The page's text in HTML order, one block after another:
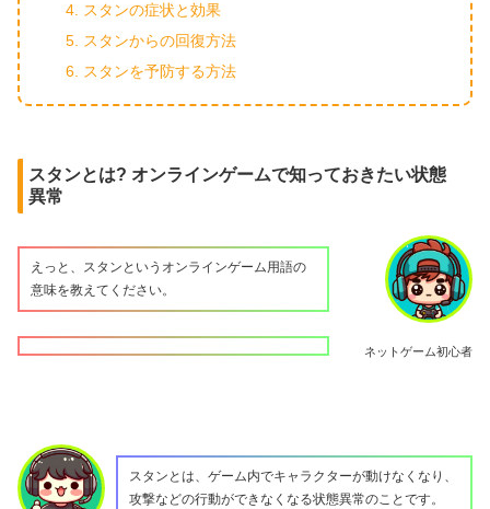
スタンの症状と効果
スタンからの回復方法
スタンを予防する方法
スタンとは? オンラインゲームで知っておきたい状態
異常
ネットゲーム初心者
えっと、スタンというオンラインゲーム用語の
意味を教えてください。
スタンとは、ゲーム内でキャラクターが動けなくなり、
攻撃などの行動ができなくなる状態異常のことです。